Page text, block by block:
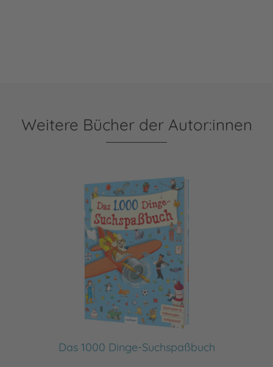
Weitere Bücher der Autor:innen
Das 1000 Dinge-Suchspaßbuch